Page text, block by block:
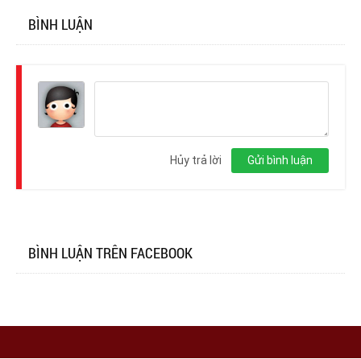
BÌNH LUẬN
Gửi bình luận
Hủy trả lời
BÌNH LUẬN TRÊN FACEBOOK